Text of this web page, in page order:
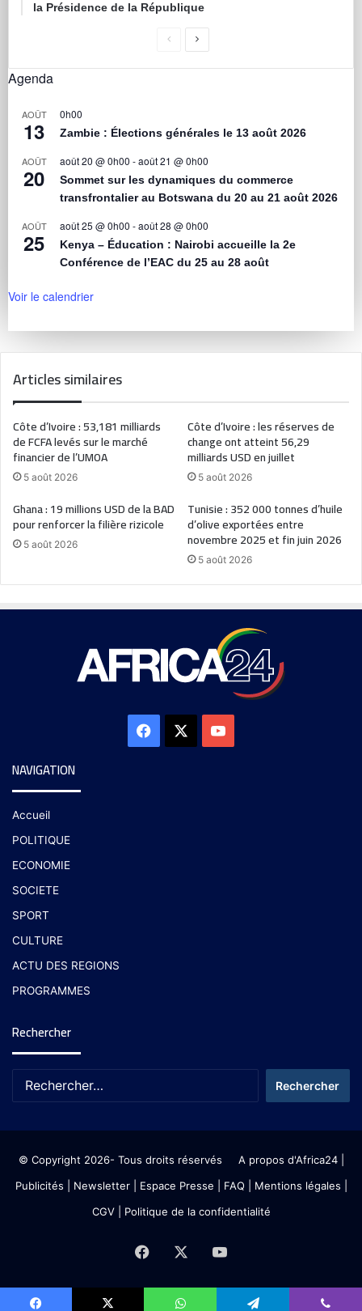
la Présidence de la République
Agenda
AOÛT
13
0h00
Zambie : Élections générales le 13 août 2026
AOÛT
20
août 20 @ 0h00 -août 21 @ 0h00
Sommet sur les dynamiques du commerce
transfrontalier au Botswana du 20 au 21 août 2026
AOÛT
25
août 25 @ 0h00 -août 28 @ 0h00
Kenya – Éducation : Nairobi accueille la 2e
Conférence de l’EAC du 25 au 28 août
Voir le calendrier
Articles similaires
Côte d’Ivoire : 53,181 milliards
de FCFA levés sur le marché
financier de l’UMOA
5 août 2026
Côte d’Ivoire : les réserves de
change ont atteint 56,29
milliards USD en juillet
5 août 2026
Ghana : 19 millions USD de la BAD
pour renforcer la filière rizicole
5 août 2026
Tunisie : 352 000 tonnes d’huile
d’olive exportées entre
novembre 2025 et fin juin 2026
5 août 2026
NAVIGATION
Accueil
POLITIQUE
ECONOMIE
SOCIETE
SPORT
CULTURE
ACTU DES REGIONS
PROGRAMMES
Rechercher
© Copyright 2026- Tous droits réservés A propos d'Africa24|
Publicités
Newsletter| Espace Presse | FAQ | Mentions légales
CGV| Politique de la confidentialité